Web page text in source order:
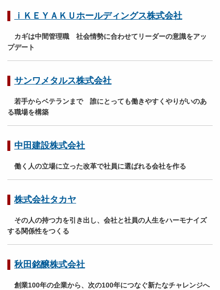
ｉＫＥＹＡＫＵホールディングス株式会社
カギは中間管理職 社会情勢に合わせてリーダーの意識をアッ
プデート
サンワメタルス株式会社
若手からベテランまで 誰にとっても働きやすくやりがいのあ
る職場を構築
中田建設株式会社
働く人の立場に立った改革で社員に選ばれる会社を作る
株式会社タカヤ
その人の持つ力を引き出し、会社と社員の人生をハーモナイズ
する関係性をつくる
秋田銘醸株式会社
創業100年の企業から、次の100年につなぐ新たなチャレンジへ